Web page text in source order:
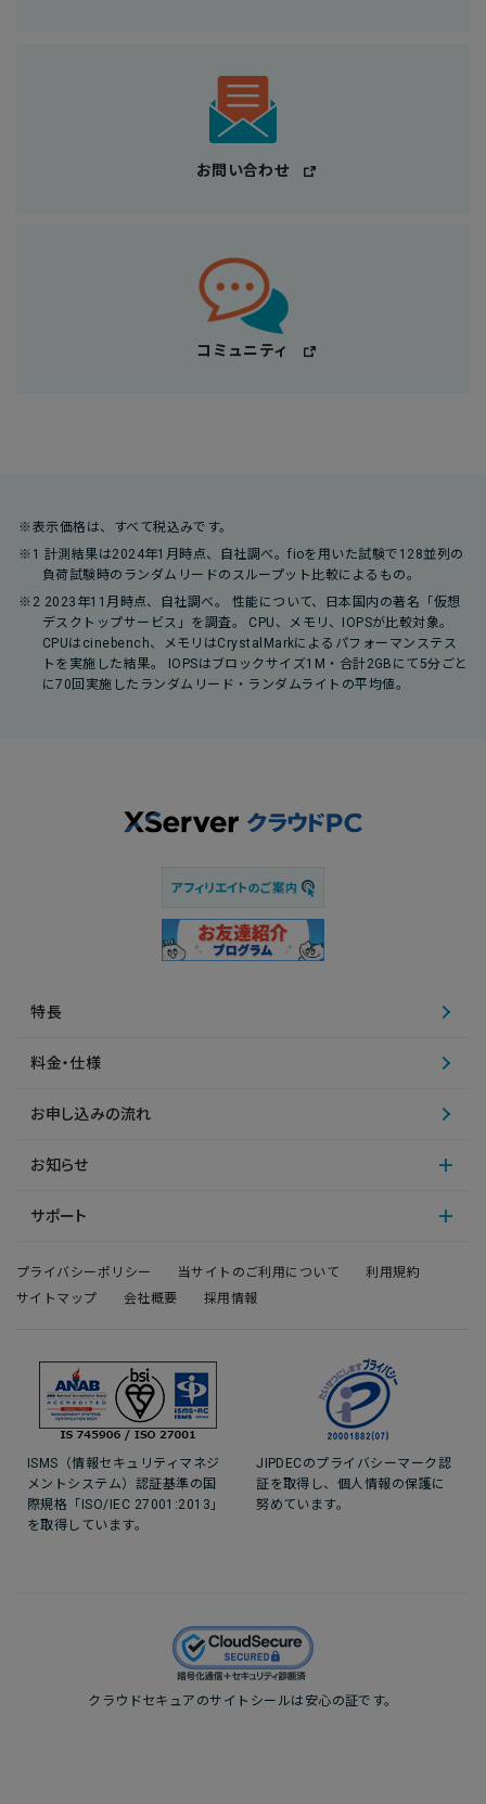
お問い合わせ
コミュニティ
※表示価格は、すべて税込みです。
※1 計測結果は2024年1月時点、自社調べ。fioを用いた試験で128並列の
負荷試験時のランダムリードのスループット比較によるもの。
※2 2023年11月時点、自社調べ。 性能について、日本国内の著名「仮想
デスクトップサービス」を調査。 CPU、メモリ、IOPSが比較対象。
CPUはcinebench、メモリはCrystalMarkによるパフォーマンステス
トを実施した結果。 IOPSはブロックサイズ1M・合計2GBにて5分ごと
に70回実施したランダムリード・ランダムライトの平均値。
特長
料金・仕様
お申し込みの流れ
お知らせ
サポート
プライバシーポリシー 当サイトのご利用について
利用規約
サイトマップ
会社概要 採用情報
ISMS（情報セキュリティマネジ
メントシステム）認証基準の国
際規格「ISO/IEC 27001:2013」
を取得しています。
JIPDECのプライバシーマーク認
証を取得し、個人情報の保護に
努めています。
クラウドセキュアのサイトシールは安心の証です。